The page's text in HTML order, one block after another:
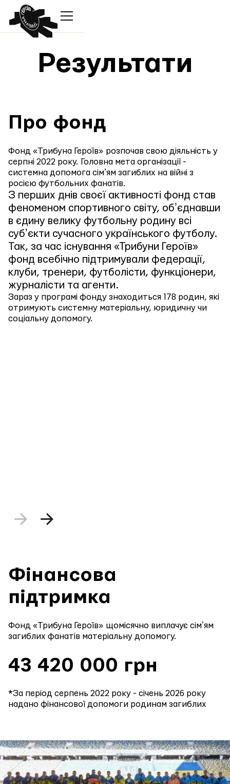
Результати
Про фонд
Фонд «Трибуна Героїв» розпочав свою діяльність у
серпні 2022 року. Головна мета організації -
системна допомога сімʼям загиблих на війні з
росією футбольних фанатів.
З перших днів своєї активності фонд став
феноменом спортивного світу, обʼєднавши
в єдину велику футбольну родину всі
субʼєкти сучасного українського футболу.
Так, за час існування «Трибуни Героїв»
фонд всебічно підтримували федерації,
клуби, тренери, футболісти, функціонери,
журналісти та агенти.
Зараз у програмі фонду знаходиться 178 родин, які
отримують системну матеріальну, юридичну чи
соціальну допомогу.
Фінансова
підтримка
Фонд «Трибуна Героїв» щомісячно виплачує сімʼям
загиблих фанатів матеріальну допомогу.
43 420 000 грн
*За період серпень 2022 року - січень 2026 року
надано фінансової допомоги родинам загиблих